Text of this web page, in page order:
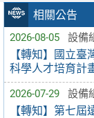
相關公告
2026-08-05 設備
【轉知】國立
科學人才培育計
2026-07-29 設備
【轉知】第七